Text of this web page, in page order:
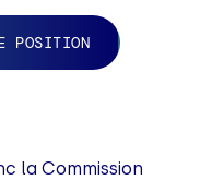
POSITION
la Commission